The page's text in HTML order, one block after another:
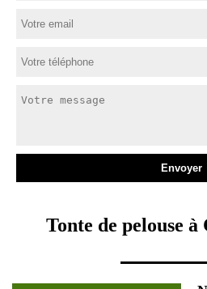
Tonte de pelouse à